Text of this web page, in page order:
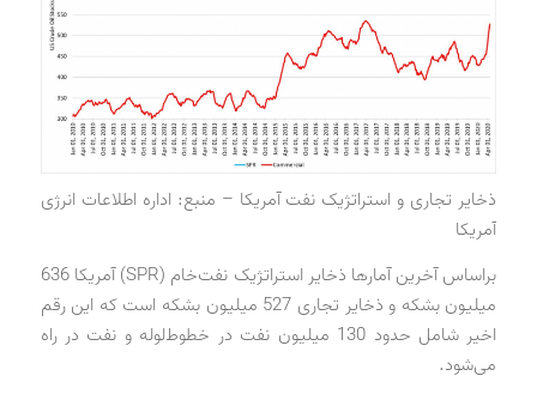
ذخایر تجاری و استراتژیک نفت آمریکا – منبع: اداره اطلاعات انرژی
آمریکا
براساس آخرین آمارها ذخایر استراتژیک نفت‌خام (SPR) آمریکا 636
میلیون بشکه و ذخایر تجاری 527 میلیون بشکه است که این رقم
اخیر شامل حدود 130 میلیون نفت در خطوط‌لوله و نفت در راه
می‌شود.